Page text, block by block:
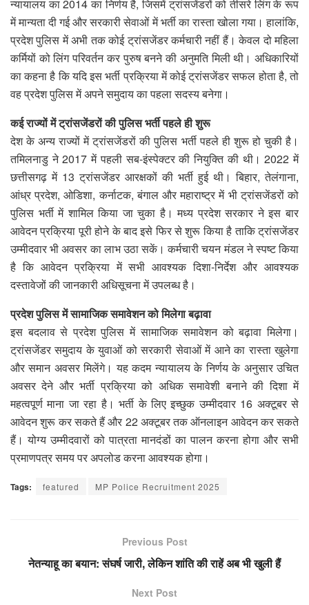
न्यायालय का 2014 का निर्णय है, जिसमें ट्रांसजेंडरों को तीसरे लिंग के रूप
में मान्यता दी गई और सरकारी सेवाओं में भर्ती का रास्ता खोला गया। हालांकि,
प्रदेश पुलिस में अभी तक कोई ट्रांसजेंडर कर्मचारी नहीं हैं। केवल दो महिला
कर्मियों को लिंग परिवर्तन कर पुरुष बनने की अनुमति मिली थी। अधिकारियों
का कहना है कि यदि इस भर्ती प्रक्रिया में कोई ट्रांसजेंडर सफल होता है, तो
वह प्रदेश पुलिस में अपने समुदाय का पहला सदस्य बनेगा।
कई राज्यों में ट्रांसजेंडरों की पुलिस भर्ती पहले ही शुरू
देश के अन्य राज्यों में ट्रांसजेंडरों की पुलिस भर्ती पहले ही शुरू हो चुकी है।
तमिलनाडु ने 2017 में पहली सब-इंस्पेक्टर की नियुक्ति की थी। 2022 में
छत्तीसगढ़ में 13 ट्रांसजेंडर आरक्षकों की भर्ती हुई थी। बिहार, तेलंगाना,
आंध्र प्रदेश, ओडिशा, कर्नाटक, बंगाल और महाराष्ट्र में भी ट्रांसजेंडरों को
पुलिस भर्ती में शामिल किया जा चुका है। मध्य प्रदेश सरकार ने इस बार
आवेदन प्रक्रिया पूरी होने के बाद इसे फिर से शुरू किया है ताकि ट्रांसजेंडर
उम्मीदवार भी अवसर का लाभ उठा सकें। कर्मचारी चयन मंडल ने स्पष्ट किया
है कि आवेदन प्रक्रिया में सभी आवश्यक दिशा-निर्देश और आवश्यक
दस्तावेजों की जानकारी अधिसूचना में उपलब्ध है।
प्रदेश पुलिस में सामाजिक समावेशन को मिलेगा बढ़ावा
इस बदलाव से प्रदेश पुलिस में सामाजिक समावेशन को बढ़ावा मिलेगा।
ट्रांसजेंडर समुदाय के युवाओं को सरकारी सेवाओं में आने का रास्ता खुलेगा
और समान अवसर मिलेंगे। यह कदम न्यायालय के निर्णय के अनुसार उचित
अवसर देने और भर्ती प्रक्रिया को अधिक समावेशी बनाने की दिशा में
महत्वपूर्ण माना जा रहा है। भर्ती के लिए इच्छुक उम्मीदवार 16 अक्टूबर से
आवेदन शुरू कर सकते हैं और 22 अक्टूबर तक ऑनलाइन आवेदन कर सकते
हैं। योग्य उम्मीदवारों को पात्रता मानदंडों का पालन करना होगा और सभी
प्रमाणपत्र समय पर अपलोड करना आवश्यक होगा।
Tags: featured MP Police Recruitment 2025
Previous Post
नेतन्याहू का बयान: संघर्ष जारी, लेकिन शांति की राहें अब भी खुली हैं
Next Post